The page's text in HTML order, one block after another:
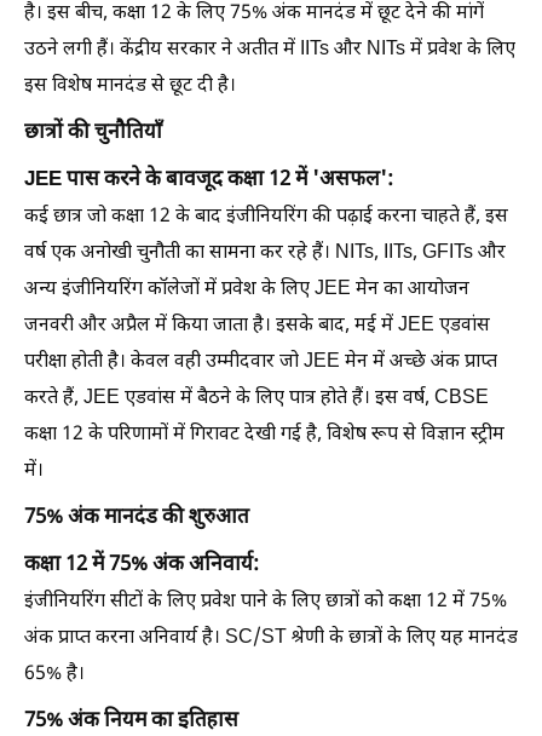
है। इस बीच, कक्षा 12 के लिए 75% अंक मानदंड में छूट देने की मांगें
उठने लगी हैं। केंद्रीय सरकार ने अतीत में IITs और NITs में प्रवेश के लिए
इस विशेष मानदंड से छूट दी है।
छात्रों की चुनौतियाँ
JEE पास करने के बावजूद कक्षा 12 में 'असफल':
कई छात्र जो कक्षा 12 के बाद इंजीनियरिंग की पढ़ाई करना चाहते हैं, इस
वर्ष एक अनोखी चुनौती का सामना कर रहे हैं। NITs, IITs, GFITs और
अन्य इंजीनियरिंग कॉलेजों में प्रवेश के लिए JEE मेन का आयोजन
जनवरी और अप्रैल में किया जाता है। इसके बाद, मई में JEE एडवांस
परीक्षा होती है। केवल वही उम्मीदवार जो JEE मेन में अच्छे अंक प्राप्त
करते हैं, JEE एडवांस में बैठने के लिए पात्र होते हैं। इस वर्ष, CBSE
कक्षा 12 के परिणामों में गिरावट देखी गई है, विशेष रूप से विज्ञान स्ट्रीम
में।
75% अंक मानदंड की शुरुआत
कक्षा 12 में 75% अंक अनिवार्य:
इंजीनियरिंग सीटों के लिए प्रवेश पाने के लिए छात्रों को कक्षा 12 में 75%
अंक प्राप्त करना अनिवार्य है। SC/ST श्रेणी के छात्रों के लिए यह मानदंड
65% है।
75% अंक नियम का इतिहास